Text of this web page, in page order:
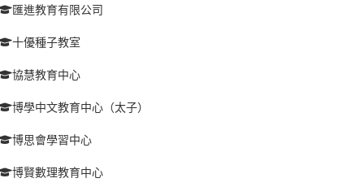
匯進教育有限公司
十優種子教室
協慧教育中心
博學中文教育中心（太子）
博思會學習中心
博賢數理教育中心